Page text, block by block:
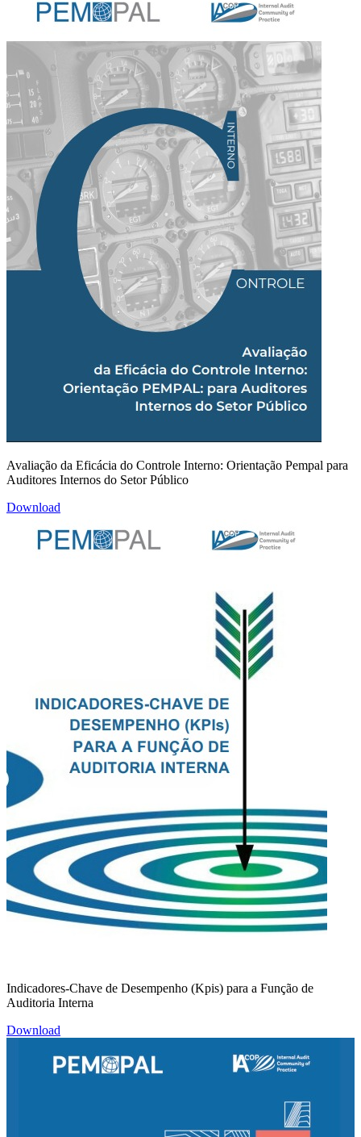
Avaliação da Eficácia do Controle Interno: Orientação Pempal para
Auditores Internos do Setor Público
Download
Indicadores-Chave de Desempenho (Kpis) para a Função de
Auditoria Interna
Download